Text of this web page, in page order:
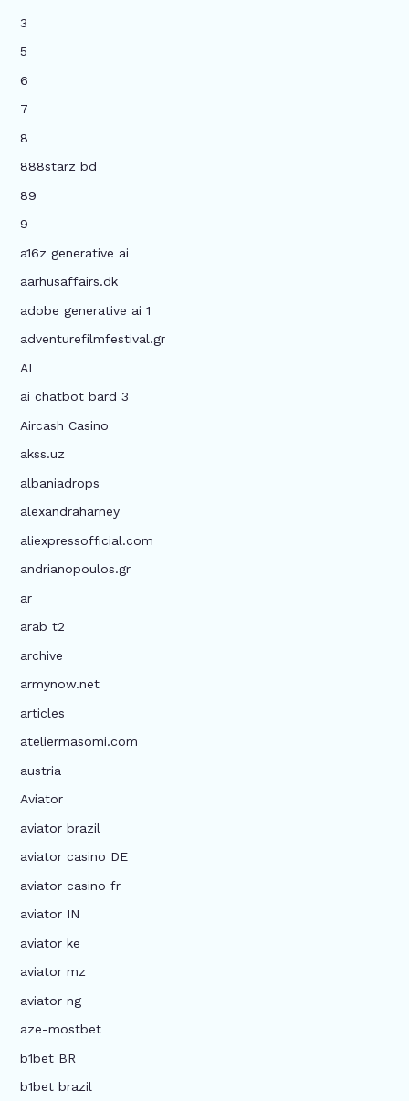
3
5
6
7
8
888starz bd
89
9
a16z generative ai
aarhusaffairs.dk
adobe generative ai 1
adventurefilmfestival.gr
AI
ai chatbot bard 3
Aircash Casino
akss.uz
albaniadrops
alexandraharney
aliexpressofficial.com
andrianopoulos.gr
ar
arab t2
archive
armynow.net
articles
ateliermasomi.com
austria
Aviator
aviator brazil
aviator casino DE
aviator casino fr
aviator IN
aviator ke
aviator mz
aviator ng
aze-mostbet
b1bet BR
b1bet brazil